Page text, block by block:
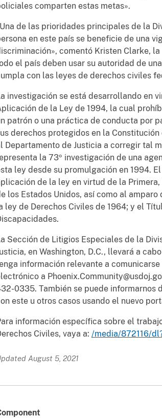
comparten estas metas».
de las prioridades principales de la
en este país se beneficie de una
comentó Kristen Clarke,
el país deben usar su autoridad de
con las leyes de derechos civiles
investigación se está desarrollando en
de la Ley de 1994, la cual
patrón o una práctica de conducta por
derechos protegidos en la
Departamento de Justicia a corregir tal
la 73º investigación de una
ley desde su promulgación en 1994.
de la ley en virtud de la
los Estados Unidos, así como al
ley de Derechos Civiles de 1964; y el
Sección de Litigios Especiales de la
en Washington, D.C., llevará a
información relevante a
a
0335. También se puede informarnos
este u otros casos usando el nuevo
información específica sobre el
Civiles, vaya a: /media/872116/
August 5, 2021